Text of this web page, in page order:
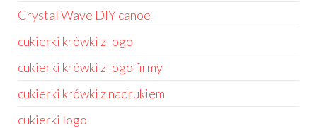
Crystal Wave DIY canoe
cukierki krówki z logo
cukierki krówki z logo firmy
cukierki krówki z nadrukiem
cukierki logo